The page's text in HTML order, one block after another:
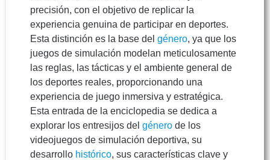
precisión, con el objetivo de replicar la
experiencia genuina de participar en deportes.
Esta distinción es la base del género, ya que los
juegos de simulación modelan meticulosamente
las reglas, las tácticas y el ambiente general de
los deportes reales, proporcionando una
experiencia de juego inmersiva y estratégica.
Esta entrada de la enciclopedia se dedica a
explorar los entresijos del género de los
videojuegos de simulación deportiva, su
desarrollo histórico, sus características clave y